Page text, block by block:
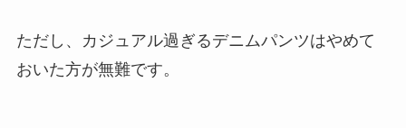
ただし、
カジュアル過ぎるデニムパンツはやめて
おいた方が無難です。